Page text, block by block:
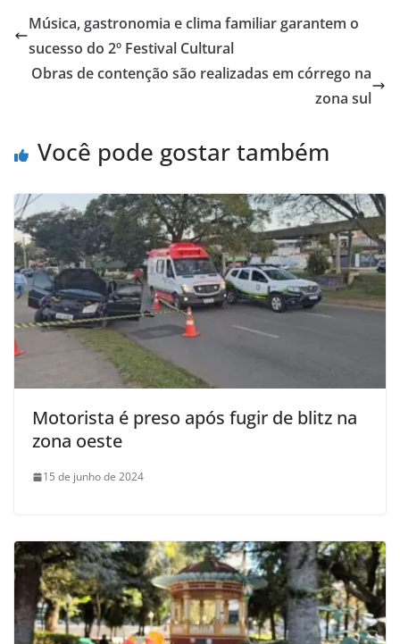
Música, gastronomia e clima familiar garantem o
sucesso do 2º Festival Cultural
Obras de contenção são realizadas em córrego na
zona sul
Você pode gostar também
Motorista é preso após fugir de blitz na
zona oeste
15 de junho de 2024